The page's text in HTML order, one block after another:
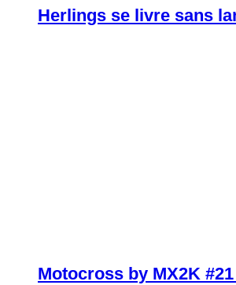
Herlings se livre sans
Motocross by MX2K